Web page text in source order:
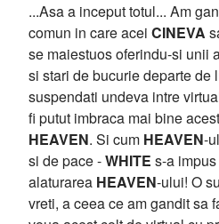
...Asa a inceput totul... Am
comun in care acei CINEVA
se maiestuos oferindu-si unii
si stari de bucurie departe de
suspendati undeva intre
fi putut imbraca mai bine
HEAVEN. Si cum HEAVEN-
si de pace -WHITE s-a
alaturarea HEAVEN-ului! O
vreti, a ceea ce am gandit sa